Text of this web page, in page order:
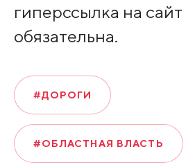
гиперссылка на сайт
обязательна.
#ДОРОГИ
#ОБЛАСТНАЯ ВЛАСТЬ